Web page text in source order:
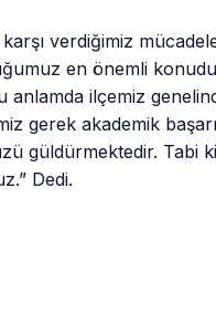
verdiğimiz
en önemli
anlamda ilçemiz
gerek akademik
güldürmektedir. Tabi
Dedi.